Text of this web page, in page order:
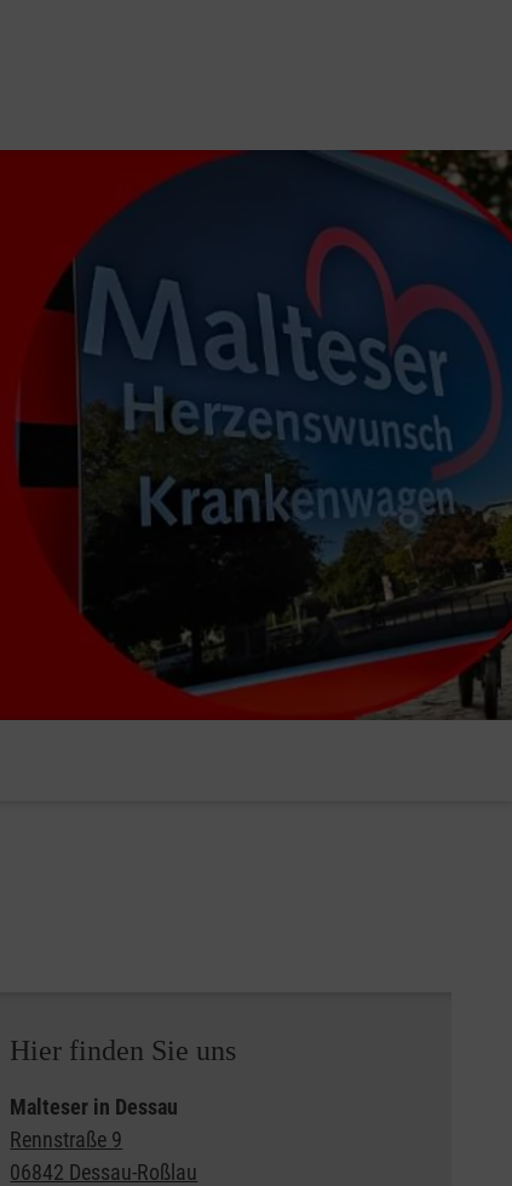
Hier finden Sie uns
Malteser in Dessau
Rennstraße 9
06842 Dessau-Roßlau